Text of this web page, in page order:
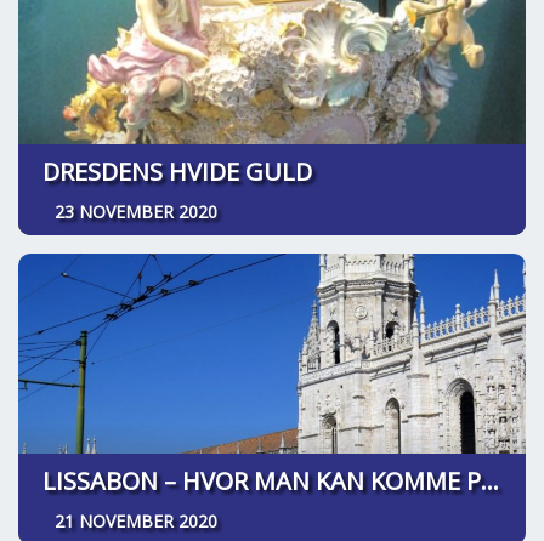
DRESDENS HVIDE GULD
23 NOVEMBER 2020
LISSABON – HVOR MAN KAN KOMME PÅ OPDAGELSESREJSE
21 NOVEMBER 2020